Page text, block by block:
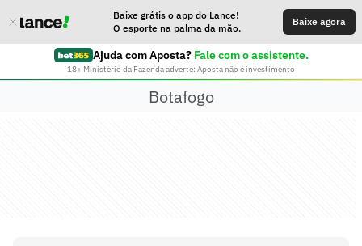
Baixe grátis o app do Lance!
O esporte na palma da mão.
Baixe agora
Ajuda com Aposta? Fale com o assistente.
18+ Ministério da Fazenda adverte: Aposta não é investimento
Botafogo